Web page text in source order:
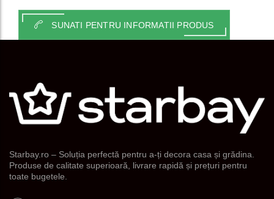
SUNATI PENTRU INFORMATII PRODUS
Starbay.ro – Soluția perfectă pentru a-ți decora casa și grădina.
Produse de calitate superioară, livrare rapidă și prețuri pentru
toate bugetele.